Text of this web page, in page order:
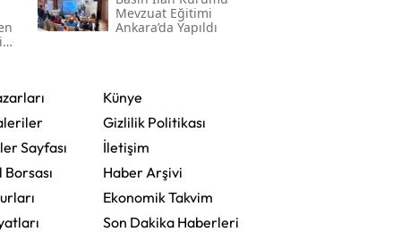
Mevzuat Eğitimi
Ankara’da Yapıldı
Sayfası
Künye
Gizlilik Politikası
İletişim
Haber Arşivi
Ekonomik Takvim
Son Dakika Haberleri